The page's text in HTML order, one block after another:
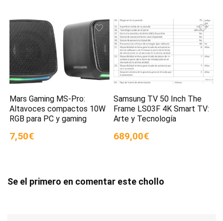
Mars Gaming MS-Pro:
Altavoces compactos 10W
RGB para PC y gaming
7,50€
Samsung TV 50 Inch The
Frame LS03F 4K Smart TV:
Arte y Tecnología
689,00€
Se el primero en comentar este chollo